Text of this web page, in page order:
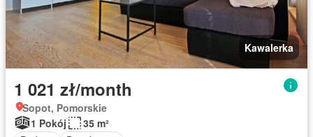
Kawalerka
1 021 zł/month
Sopot, Pomorskie
1 Pokój
35 m²